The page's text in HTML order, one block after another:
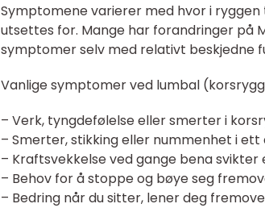
Symptomene varierer med hvor i
utsettes for. Mange har forandringer på
symptomer selv med relativt beskjedne
Vanlige symptomer ved lumbal
– Verk, tyngdefølelse eller smerter i
– Smerter, stikking eller nummenhet i
– Kraftsvekkelse ved gange bena svikter
– Behov for å stoppe og bøye seg
– Bedring når du sitter, lener deg